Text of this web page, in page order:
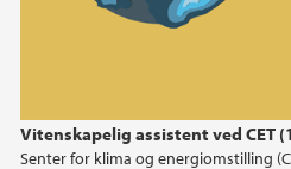
Vitenskapelig assistent ved CET
Senter for klima og energiomstilling
2023